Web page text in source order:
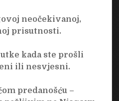
neočekivanoj,
prisutnosti.
kada ste prošli
ili nesvjesni.
predanošću –